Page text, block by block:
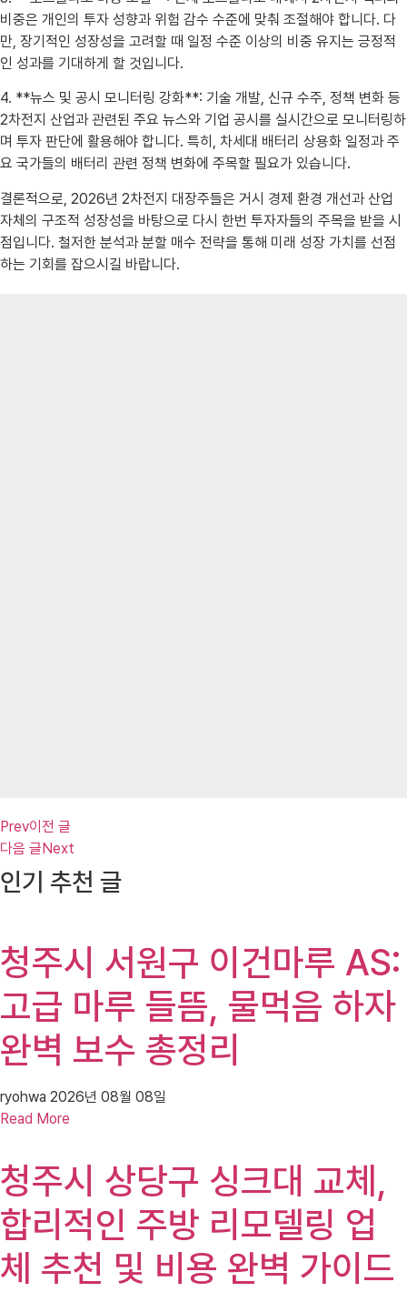
비중은 개인의 투자 성향과 위험 감수 수준에 맞춰 조절해야 합니다. 다
만, 장기적인 성장성을 고려할 때 일정 수준 이상의 비중 유지는 긍정적
인 성과를 기대하게 할 것입니다.
4. **뉴스 및 공시 모니터링 강화**: 기술 개발, 신규 수주, 정책 변화 등
2차전지 산업과 관련된 주요 뉴스와 기업 공시를 실시간으로 모니터링하
며 투자 판단에 활용해야 합니다. 특히, 차세대 배터리 상용화 일정과 주
요 국가들의 배터리 관련 정책 변화에 주목할 필요가 있습니다.
결론적으로, 2026년 2차전지 대장주들은 거시 경제 환경 개선과 산업
자체의 구조적 성장성을 바탕으로 다시 한번 투자자들의 주목을 받을 시
점입니다. 철저한 분석과 분할 매수 전략을 통해 미래 성장 가치를 선점
하는 기회를 잡으시길 바랍니다.
Prev이전 글
다음 글 Next
인기 추천 글
청주시 서원구 이건마루 AS:
고급 마루 들뜸, 물먹음 하자
완벽 보수 총정리
ryohwa 2026년 08월 08일
Read More
청주시 상당구 싱크대 교체,
합리적인 주방 리모델링 업
체 추천 및 비용 완벽 가이드